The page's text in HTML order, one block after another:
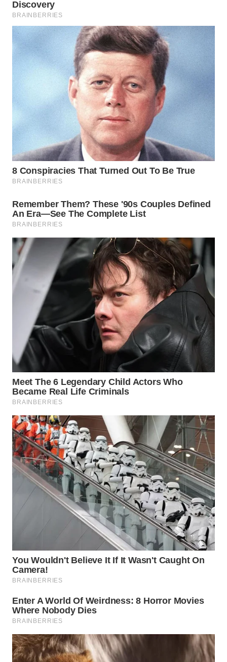
WN
INDRAMAYU
KUNINGAN
SUBANG
WN
SUKABUMI
PURWAKARTA
PRIANGAN
TIMUR
WN
SEMARANG
SOLO
WN
BOROBUDUR
WN
MADURA
WN
SURABAYA
WN
NATUNA
MANDALIKA
WN
WN
WN